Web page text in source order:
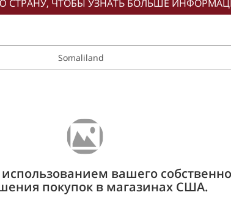
СТРАНУ, ЧТОБЫ УЗНАТЬ БОЛЬШЕ
Somaliland
вашего
покупок в магазинах США.